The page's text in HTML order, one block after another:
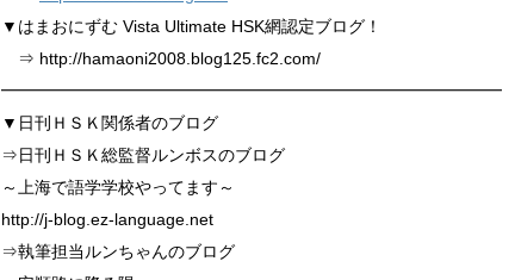
▼はまおにずむ Vista Ultimate HSK網認定ブログ！
⇒ http://hamaoni2008.blog125.fc2.com/
━━━━━━━━━━━━━━━━━━━━━━━━━━━━━━
▼日刊ＨＳＫ関係者のブログ
⇒日刊ＨＳＫ総監督ルンボスのブログ
～上海で語学学校やってます～
http://j-blog.ez-language.net
⇒執筆担当ルンちゃんのブログ